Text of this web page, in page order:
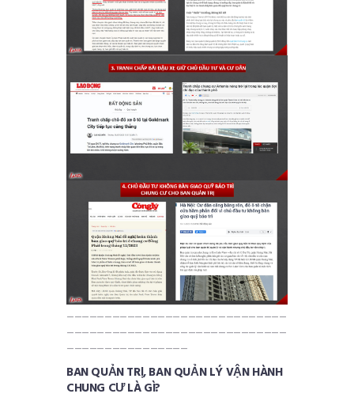
_____________________________
_____________________________
________________
BAN QUẢN TRỊ, BAN QUẢN LÝ VẬN HÀNH
CHUNG CƯ LÀ GÌ?